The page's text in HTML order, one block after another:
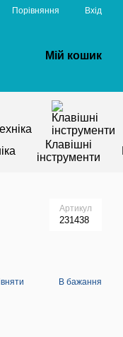
Порівняння Вхід
Мій кошик
Клавішні
інструменти
Артикул
231438
В бажання